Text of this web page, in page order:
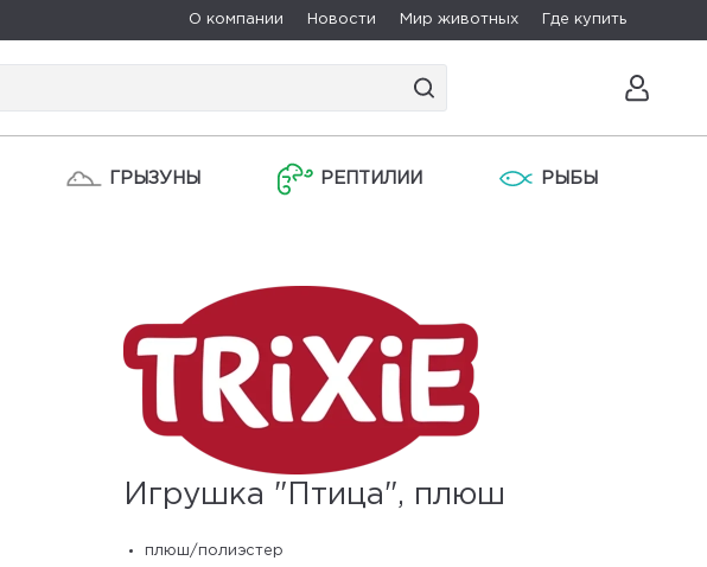
О компании Новости Мир животных Где купить
ГРЫЗУНЫ РЕПТИЛИИ РЫБЫ
Игрушка "Птица", плюш
плюш/полиэстер